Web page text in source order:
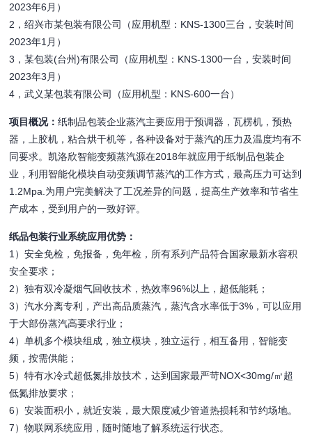
2023年6月）
2，绍兴市某包装有限公司（应用机型：KNS-1300三台，安装时间
2023年1月）
3，某包装(台州)有限公司（应用机型：KNS-1300一台，安装时间
2023年3月）
4，武义某包装有限公司（应用机型：KNS-600一台）
项目概况：纸制品包装企业蒸汽主要应用于预调器，瓦楞机，预热
器，上胶机，粘合烘干机等，各种设备对于蒸汽的压力及温度均有不
同要求。凯洛欣智能变频蒸汽源在2018年就应用于纸制品包装企
业，利用智能化模块自动变频调节蒸汽的工作方式，最高压力可达到
1.2Mpa.为用户完美解决了工况差异的问题，提高生产效率和节省生
产成本，受到用户的一致好评。
纸品包装行业系统应用优势：
1）安全免检，免报备，免年检，所有系列产品符合国家最新水容积
安全要求；
2）独有双冷凝烟气回收技术，热效率96%以上，超低能耗；
3）汽水分离专利，产出高品质蒸汽，蒸汽含水率低于3%，可以应用
于大部份蒸汽高要求行业；
4）单机多个模块组成，独立模块，独立运行，相互备用，智能变
频，按需供能；
5）特有水冷式超低氮排放技术，达到国家最严苛NOX<30mg/㎥超
低氮排放要求；
6）安装面积小，就近安装，最大限度减少管道热损耗和节约场地。
7）物联网系统应用，随时随地了解系统运行状态。